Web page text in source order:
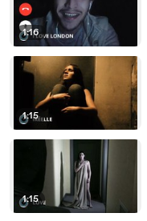
1:16
1:15
1:15